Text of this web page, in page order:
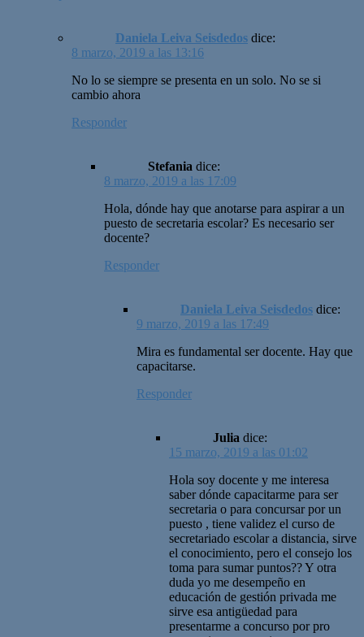
Daniela Leiva Seisdedos dice:
8 marzo, 2019 a las 13:16
No lo se siempre se presenta en un solo. No se si
cambio ahora
Responder
Stefania dice:
8 marzo, 2019 a las 17:09
Hola, dónde hay que anotarse para aspirar a un
puesto de secretaria escolar? Es necesario ser
docente?
Responder
Daniela Leiva Seisdedos dice:
9 marzo, 2019 a las 17:49
Mira es fundamental ser docente. Hay que
capacitarse.
Responder
Julia dice:
15 marzo, 2019 a las 01:02
Hola soy docente y me interesa
saber dónde capacitarme para ser
secretaria o para concursar por un
puesto , tiene validez el curso de
secretariado escolar a distancia, sirve
el conocimiento, pero el consejo los
toma para sumar puntos?? Y otra
duda yo me desempeño en
educación de gestión privada me
sirve esa antigüedad para
presentarme a concurso por pro